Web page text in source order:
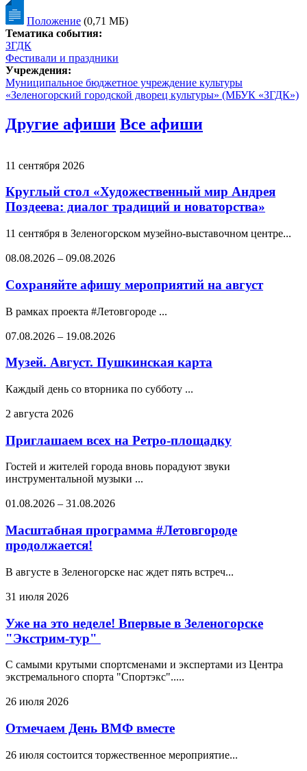
Положение (0,71 МБ)
Тематика события:
ЗГДК
Фестивали и праздники
Учреждения:
Муниципальное бюджетное учреждение культуры
«Зеленогорский городской дворец культуры» (МБУК «ЗГДК»)
Другие афиши Все афиши
11 сентября 2026
Круглый стол «Художественный мир Андрея
Поздеева: диалог традиций и новаторства»
11 сентября в Зеленогорском музейно-выставочном центре...
08.08.2026 – 09.08.2026
Сохраняйте афишу мероприятий на август
В рамках проекта #Летовгороде ...
07.08.2026 – 19.08.2026
Музей. Август. Пушкинская карта
Каждый день со вторника по субботу ...
2 августа 2026
Приглашаем всех на Ретро-площадку
Гостей и жителей города вновь порадуют звуки
инструментальной музыки ...
01.08.2026 – 31.08.2026
Масштабная программа #Летовгороде
продолжается!
В августе в Зеленогорске нас ждет пять встреч...
31 июля 2026
Уже на это неделе! Впервые в Зеленогорске
"Экстрим-тур"
С самыми крутыми спортсменами и экспертами из Центра
экстремального спорта "Спортэкс".....
26 июля 2026
Отмечаем День ВМФ вместе
26 июля состоится торжественное мероприятие...